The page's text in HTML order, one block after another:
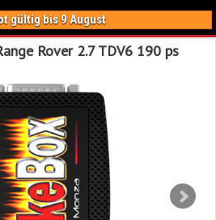
gültig bis 9 August
Rover 2.7 TDV6 190 ps